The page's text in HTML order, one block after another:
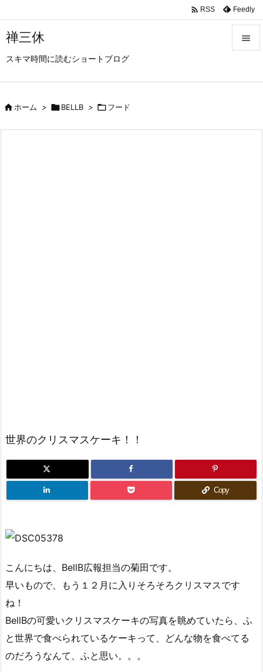
禅三休
スキマ時間に読むショートブログ

 RSS Feedly
ホーム > BELLB > フード
世界のクリスマスケーキ！！
Copy
こんにちは、BellB広報担当の菊田です。
早いもので、もう１２月に入りそろそろクリスマスです
ね！
BellBの可愛いクリスマスケーキの写真を眺めていたら、ふ
と世界で食べられているケーキって、どんな物を食べてる
のだろうなんて、ふと思い。。。